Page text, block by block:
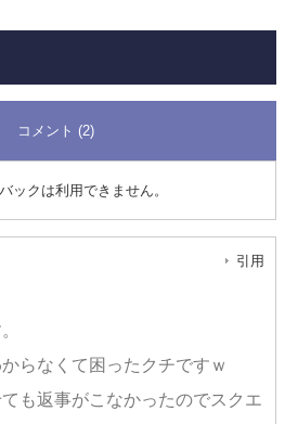
コメント (2)
ックは利用できません。
引用
らなくて困ったクチですｗ
も返事がこなかったのでスクエ